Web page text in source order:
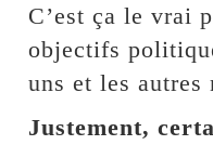
C’est ça le vrai
objectifs
uns et les autres
Justement,